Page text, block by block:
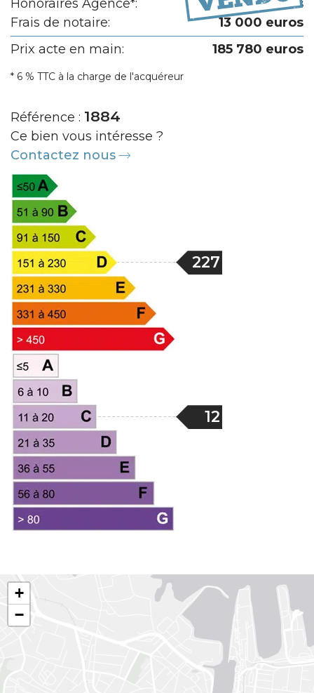
Honoraires Agence*:
9 780 euros
Frais de notaire:
13 000 euros
Prix acte en main:
185 780 euros
* 6 % TTC à la charge de l'acquéreur
Référence : 1884
Ce bien vous intéresse ?
Contactez nous
227
12
+
−